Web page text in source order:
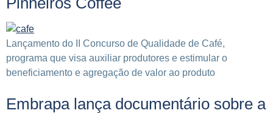
Lançamento do II Concurso de Qualidade de Café,
programa que visa auxiliar produtores e estimular o
beneficiamento e agregação de valor ao produto
Embrapa lança documentário sobre a